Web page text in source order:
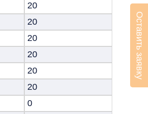
20
20
20
20
20
20
0
Оставить заявку